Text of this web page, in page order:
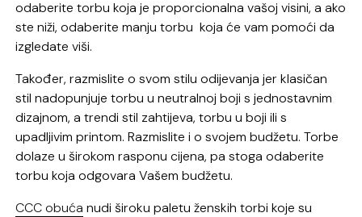
odaberite torbu koja je proporcionalna vašoj visini, a ako
ste niži, odaberite manju torbu koja će vam pomoći da
izgledate viši.
Također, razmislite o svom stilu odijevanja jer klasičan
stil nadopunjuje torbu u neutralnoj boji s jednostavnim
dizajnom, a trendi stil zahtijeva, torbu u boji ili s
upadljivim printom. Razmislite i o svojem budžetu. Torbe
dolaze u širokom rasponu cijena, pa stoga odaberite
torbu koja odgovara Vašem budžetu.
CCC obuća nudi široku paletu ženskih torbi koje su